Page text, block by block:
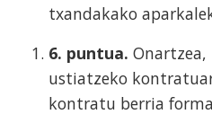
txandakako
6. puntua.
ustiatzeko
kontratu berria